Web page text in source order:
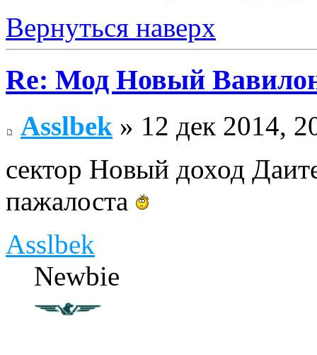
Вернуться наверх
Re: Мод Новый
Asslbek » 12 дек 2014,
сектор Новый доход
пажалоста
Asslbek
Newbie